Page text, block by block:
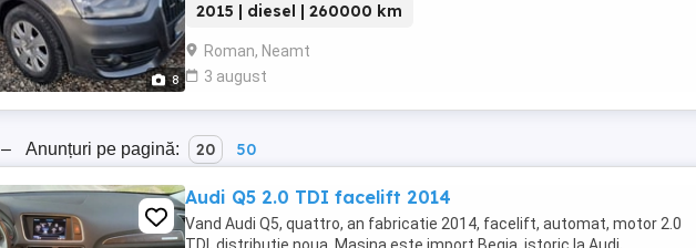
8
2015 | diesel | 260000 km
Roman, Neamt
3 august
– Anunțuri pe pagină: 20 50
Audi Q5 2.0 TDI facelift 2014
Vand Audi Q5, quattro, an fabricatie 2014, facelift, automat, motor 2.0